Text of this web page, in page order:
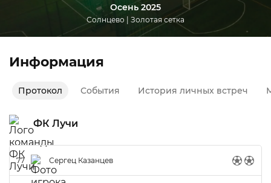
Осень 2025
Солнцево | Золотая сетка
Информация
Протокол События История личных встреч
ФК Лучи
77 Сергец Казанцев